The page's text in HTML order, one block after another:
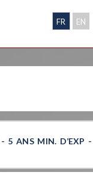
FR EN
5 ANS MIN. D’EXP -